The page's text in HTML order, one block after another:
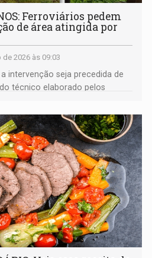
Ferroviários pedem
de área atingida por
2026 às 09:03
intervenção seja precedida de
técnico elaborado pelos